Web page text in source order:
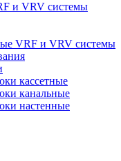
и VRV системы
VRF и VRV системы
кассетные
канальные
настенные